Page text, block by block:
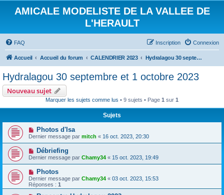
AMICALE MODELISTE DE LA VALLEE DE
L'HERAULT
FAQ Connexion
Inscription
Accueil Accueil du forum CALENDRIER 2023 Hydralagou 30 septembre et 1 octobre 2023
Hydralagou 30 septembre et 1 octobre 2023
Nouveau sujet
Marquer les sujets comme lus • 9 sujets • Page 1 sur 1
Sujets
Photos d'Isa
Dernier message par mitch « 16 oct. 2023, 20:30
Débriefing
Dernier message par Chamy34 « 15 oct. 2023, 19:49
Photos
Dernier message par Chamy34 « 03 oct. 2023, 15:53
Réponses : 1